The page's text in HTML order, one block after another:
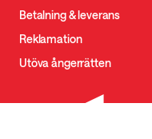
Betalning & leverans
Reklamation
Utöva ångerrätten